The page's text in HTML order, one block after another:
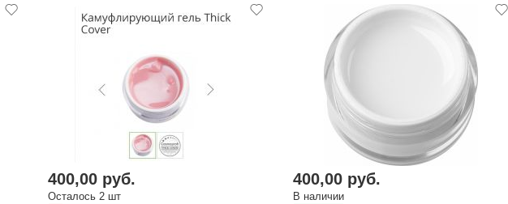
400,00 руб.
Осталось 2 шт
400,00 руб.
В наличии